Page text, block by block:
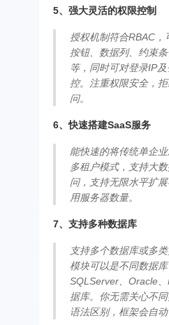
5、强大灵活的权限控制
授权机制符合RBAC，
按钮、数据列、约束
等，同时可对登录IP
控。注重权限安全，
问。
6、快速搭建SaaS服务
能快速的将传统单企
多租户模式，支持大
问，支持无限水平扩
用服务器数量。
7、支持多种数据库
支持多个数据库或多
模块可以是不同数据
SQLServer、Oracle
据库。你无需关心不
语法区别，框架会自动